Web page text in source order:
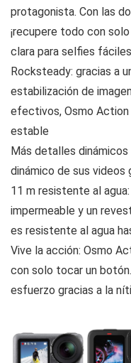
protagonista. Con las
¡recupere todo con
clara para selfies
Rocksteady: gracias a
estabilización de
efectivos, Osmo Action
estable
Más detalles
dinámico de sus videos
11 m resistente al
impermeable y un
es resistente al agua
Vive la acción: Osmo
con solo tocar un
esfuerzo gracias a la